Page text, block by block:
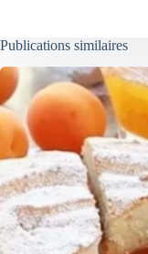
Publications similaires